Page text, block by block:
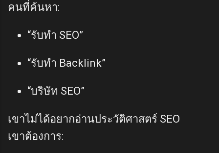
คนที่ค้นหา:
“รับทำ SEO”
“รับทำ Backlink”
“บริษัท SEO”
เขาไม่ได้อยากอ่านประวัติศาสตร์ SEO
เขาต้องการ: